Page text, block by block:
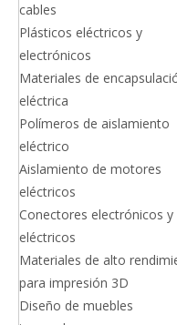
cables
Plásticos eléctricos y
electrónicos
Materiales de
eléctrica
Polímeros de aislamiento
eléctrico
Aislamiento de motores
eléctricos
Conectores electrónicos y
eléctricos
Materiales de alto
para impresión 3D
Diseño de muebles